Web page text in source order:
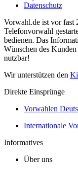
Datenschutz
Vorwahl.de ist vor fast
Telefonvorwahl
bedienen. Das
Wünschen des
nutzbar!
Wir unterstützen den
Direkte Einsprünge
Vorwahlen
Internationale
Informatives
Über uns